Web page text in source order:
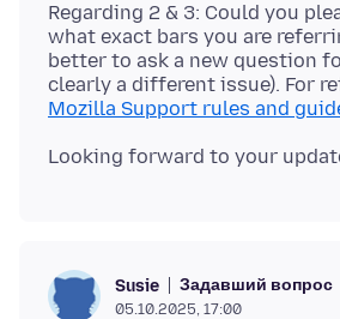
Regarding 2 & 3: Could you
what exact bars you are
better to ask a new question
clearly a different issue). For
Mozilla Support rules and
Susie Задавший вопрос
05.10.2025, 17:00